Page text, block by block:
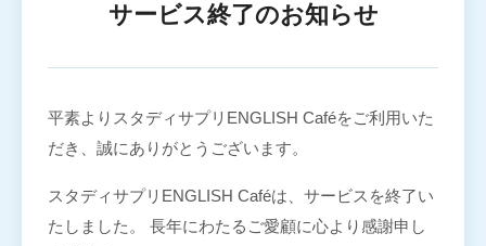
サービス終了のお知らせ
平素よりスタディサプリENGLISH Caféをご利用いた
だき、誠にありがとうございます。
スタディサプリENGLISH Caféは、サービスを終了い
たしました。 長年にわたるご愛顧に心より感謝申し